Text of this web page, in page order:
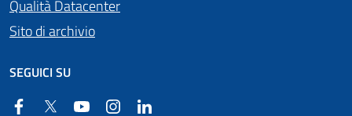
Qualità Datacenter
Sito di archivio
SEGUICI SU
FacebookTwitter YouTube Instagram